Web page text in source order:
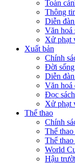
Toàn
Thông
Diễn
Văn hoá
Xử phạt
Xuất bản
Chính
Đời sống
Diễn
Văn hoá
Đọc sách
Xử phạt
Thể thao
Chính
Thể
Thể
World
Hậu